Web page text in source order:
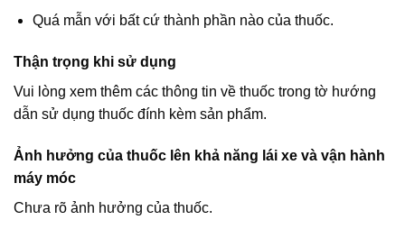
Quá mẫn với bất cứ thành phần nào của thuốc.
Thận trọng khi sử dụng
Vui lòng xem thêm các thông tin về thuốc trong tờ hướng
dẫn sử dụng thuốc đính kèm sản phẩm.
Ảnh hưởng của thuốc lên khả năng lái xe và vận hành
máy móc
Chưa rõ ảnh hưởng của thuốc.